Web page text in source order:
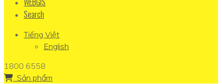
Search
Tiếng Việt
English
1800 6558
Sản phẩm